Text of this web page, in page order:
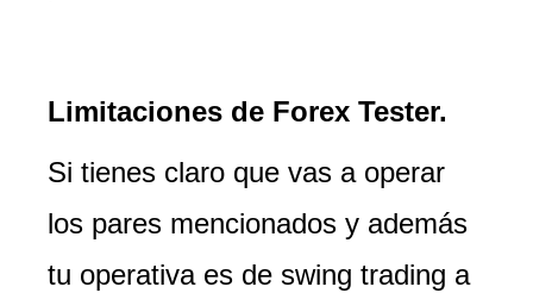
Limitaciones de Forex Tester.
Si tienes claro que vas a operar
los pares mencionados y además
tu operativa es de swing trading a